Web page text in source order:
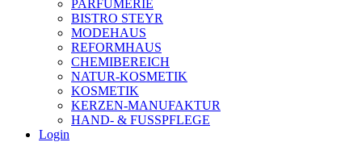
PARFUMERIE
BISTRO STEYR
MODEHAUS
REFORMHAUS
CHEMIBEREICH
NATUR-KOSMETIK
KOSMETIK
KERZEN-MANUFAKTUR
HAND- & FUSSPFLEGE
Login